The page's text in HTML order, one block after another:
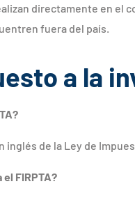
directamente en el
fuera del país.
a la
inglés de la Ley de
FIRPTA?